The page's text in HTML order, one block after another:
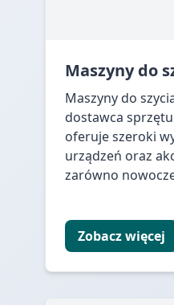
Maszyny do
Maszyny do
dostawca
oferuje szeroki
urządzeń oraz
zarówno
Zobacz więcej